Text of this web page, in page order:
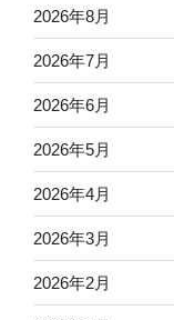
2026年8月
2026年7月
2026年6月
2026年5月
2026年4月
2026年3月
2026年2月